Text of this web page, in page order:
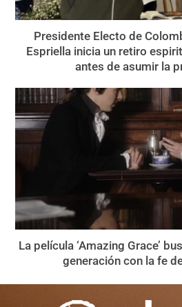
Presidente Electo de
Espriella inicia un retiro
antes de asumir la
La película ‘Amazing Grace’
generación con la fe